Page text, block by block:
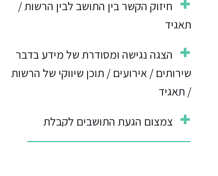
חיזוק הקשר בין התושב לבין הרשות /
תאגיד
הצגה נגישה ומסודרת של מידע בדבר
שירותים / אירועים / תוכן שיווקי של הרשות
/ תאגיד
צמצום הגעת התושבים לקבלת
שירותים בקבלת קהל ומעבר לקבלת שירות